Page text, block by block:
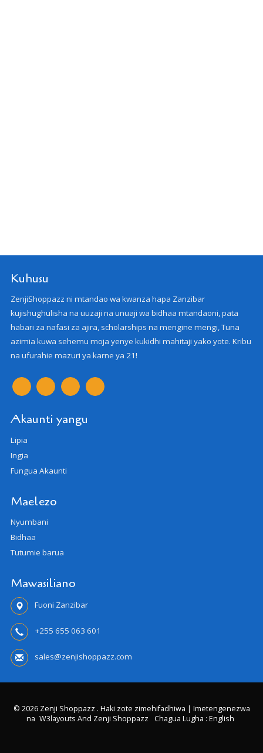
Kuhusu
ZenjiShoppazz ni mtandao wa kwanza hapa Zanzibar
kujishughulisha na uuzaji na unuaji wa bidhaa mtandaoni, pata
habari za nafasi za ajira, scholarships na mengine mengi, Tuna
azimia kuwa sehemu moja yenye kukidhi mahitaji yako yote. Kribu
na ufurahie mazuri ya karne ya 21!
Akaunti yangu
Lipia
Ingia
Fungua Akaunti
Maelezo
Nyumbani
Bidhaa
Tutumie barua
Mawasiliano
Fuoni Zanzibar
+255 655 063 601
sales@zenjishoppazz.com
© 2026 Zenji Shoppazz . Haki zote zimehifadhiwa | Imetengenezwa
na W3layouts And Zenji Shoppazz Chagua Lugha : English